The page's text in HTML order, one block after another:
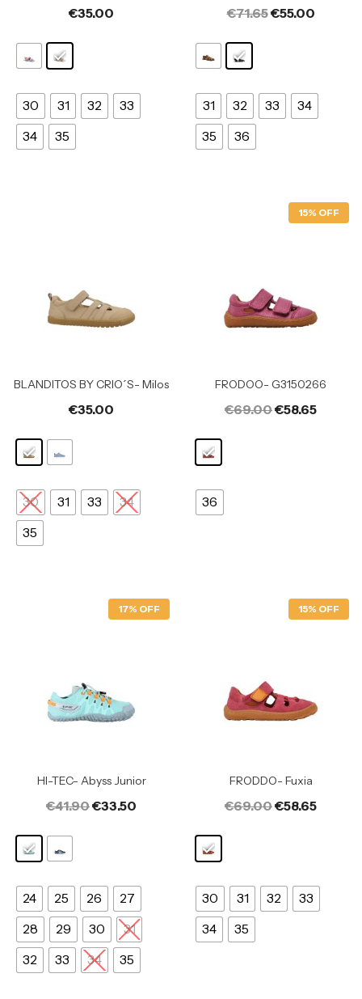
€35.00
30 31 32
33
34
35
€71.65€55.00
31 32 33
34
35
36
BLANDITOS BY CRIO´S- Milos
€35.00
30 31 33
34
35
15% OFF
FRODOO- G3150266
€69.00€58.65
36
17% OFF
HI-TEC- Abyss Junior
€41.90€33.50
24 25 26
27
28
29 30
31
32
33 34 35
15% OFF
FRODDO- Fuxia
€69.00€58.65
30 31 32
33
34
35